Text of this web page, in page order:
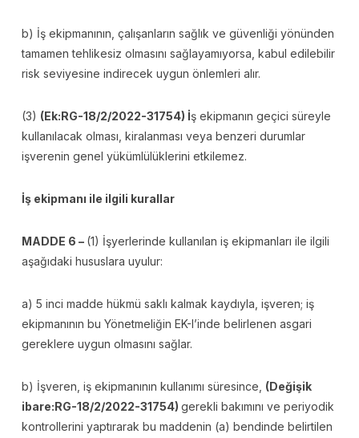
b) İş ekipmanının, çalışanların sağlık ve güvenliği yönünden
tamamen tehlikesiz olmasını sağlayamıyorsa, kabul edilebilir
risk seviyesine indirecek uygun önlemleri alır.
(3) (Ek:RG-18/2/2022-31754) İş ekipmanın geçici süreyle
kullanılacak olması, kiralanması veya benzeri durumlar
işverenin genel yükümlülüklerini etkilemez.
İş ekipmanı ile ilgili kurallar
MADDE 6 – (1) İşyerlerinde kullanılan iş ekipmanları ile ilgili
aşağıdaki hususlara uyulur:
a) 5 inci madde hükmü saklı kalmak kaydıyla, işveren; iş
ekipmanının bu Yönetmeliğin EK-I’inde belirlenen asgari
gereklere uygun olmasını sağlar.
b) İşveren, iş ekipmanının kullanımı süresince, (Değişik
ibare:RG-18/2/2022-31754) gerekli bakımını ve periyodik
kontrollerini yaptırarak bu maddenin (a) bendinde belirtilen